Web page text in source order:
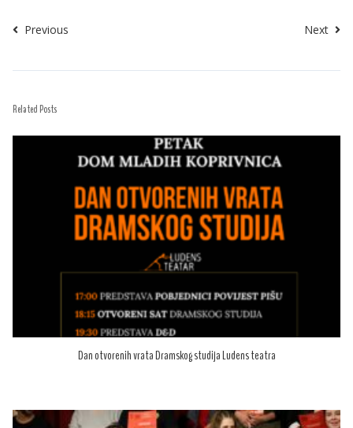
Previous Next
Related Posts
Dan otvorenih vrata Dramskog studija Ludens teatra